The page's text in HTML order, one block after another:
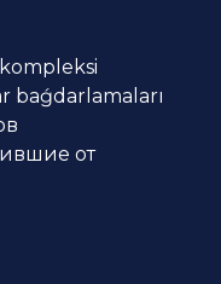
baǵdarlamaları
от